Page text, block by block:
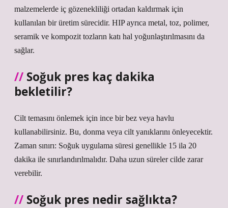
malzemelerde iç gözenekliliği ortadan kaldırmak için
kullanılan bir üretim sürecidir. HIP ayrıca metal, toz, polimer,
seramik ve kompozit tozların katı hal yoğunlaştırılmasını da
sağlar.
Soğuk pres kaç dakika
bekletilir?
Cilt temasını önlemek için ince bir bez veya havlu
kullanabilirsiniz. Bu, donma veya cilt yanıklarını önleyecektir.
Zaman sınırı: Soğuk uygulama süresi genellikle 15 ila 20
dakika ile sınırlandırılmalıdır. Daha uzun süreler cilde zarar
verebilir.
Soğuk pres nedir sağlıkta?